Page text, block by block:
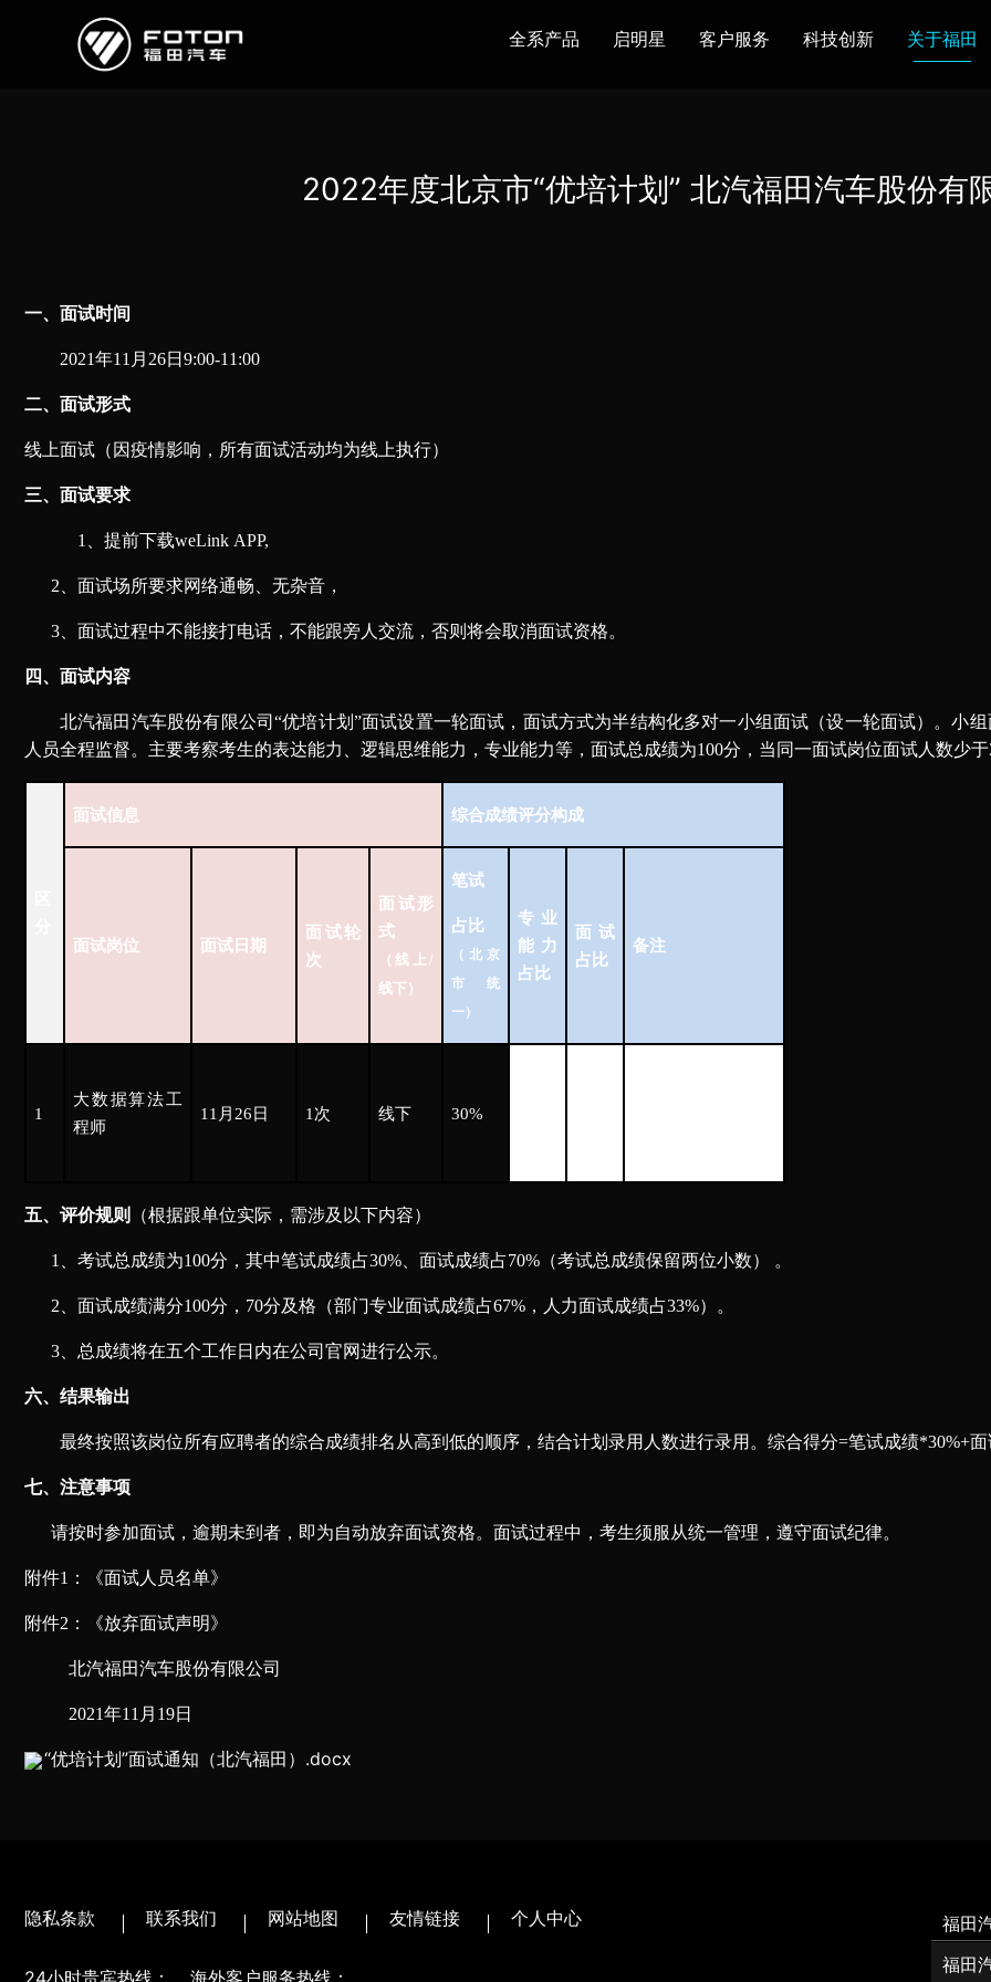
全系产品 启明星 客户服务 科技创新 关于福田
欧马可Z 卡文乐途 奥铃极电
2022年度北京市“优培计划” 北汽福田汽车股份有
一、面试时间
2021年11月 26日9:00-11 :00
二、面试形式
线上面试（因疫情影响，所有面试活动均为线上执行）
三、 面试要求
1、提前下载weLink APP,
2 面试场所要求网络通畅 无杂音 ，
3 面试过程中不能接打电话 ， 不能跟旁人交流 ， 否则将会取消面试资格。
四、面试内容
北汽福田 汽车股份有限公司“优培计划 ”面试设置一轮面试， 面试方式为半结构化多对一小组面试（设一轮面试）。小组
人员全程监督。主要考察考生的表达能力、逻辑思维能力 ， 专业能力等，面试总成绩为100分，当同一面试岗位面试人数少
面试信息 综合成绩评分构成
面试岗位 面试日期
面试轮
次
面试形
式
（线上/
线下）
笔试
占比
（北京
市统
一）
专业
能力
占比
面试
占比
备注
1
大数据算法工
程师
11月26日 1次 线下 30%
五、评价规则 （根据跟单位实际，需涉及以下内容）
1、考试总成绩为100分，其中笔试成绩占30%、面试成绩占70%（考试总成绩保留两位小数） 。
2、面试成绩满分100分， 70分及格（部门专业面试成绩占67% ，人力面试成绩占33%）。
3、总成绩将在五个工作日内在公司官网进行公示。
六、结果输出
最终按照该岗位所有应聘者的综合成绩排名从高到低的顺序，结合计划录用人数进行录用。 综合得分=笔试成绩*30%+面
七、注意事项
请按时参加面试，逾期未到者，即为自动放弃面试资格。面试过程中，考生须服从统一管理，遵守面试纪律。
附件1：《面试人员名单》
附件2：《放弃面试声明》
北汽福田汽车股份有限公司
2021年11月19日
“优培计划”面试通知（北汽福田）.docx
隐私条款 联系我们 网站地图 友情链接 个人中心
福田
福田